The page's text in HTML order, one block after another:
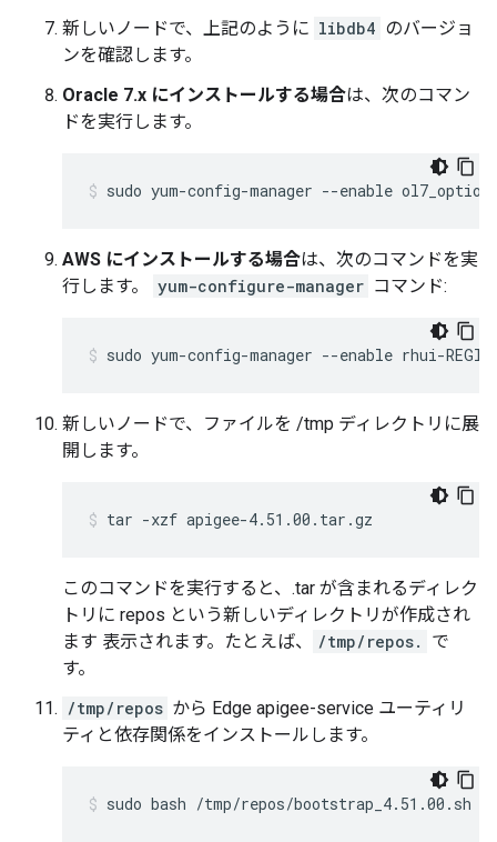
新しいノードで、上記のように libdb4 のバージョ
ンを確認します。
Oracle 7.x にインストールする場合は、次のコマン
ドを実行します。
sudo yum-config-manager --enable
AWS にインストールする場合は、次のコマンドを実
行します。
yum-configure-manager コマンド:
sudo yum-config-manager --enable rhui-
新しいノードで、ファイルを /tmp ディレクトリに展
開します。
tar -xzf apigee-4.51.00.tar.gz
このコマンドを実行すると、.tar が含まれるディレク
トリに repos という新しいディレクトリが作成され
ます 表示されます。たとえば、
/tmp/repos.
で
す。
/tmp/repos から Edge apigee-service ユーティリ
ティと依存関係をインストールします。
sudo bash /tmp/repos/bootstrap_4.51.00.sh